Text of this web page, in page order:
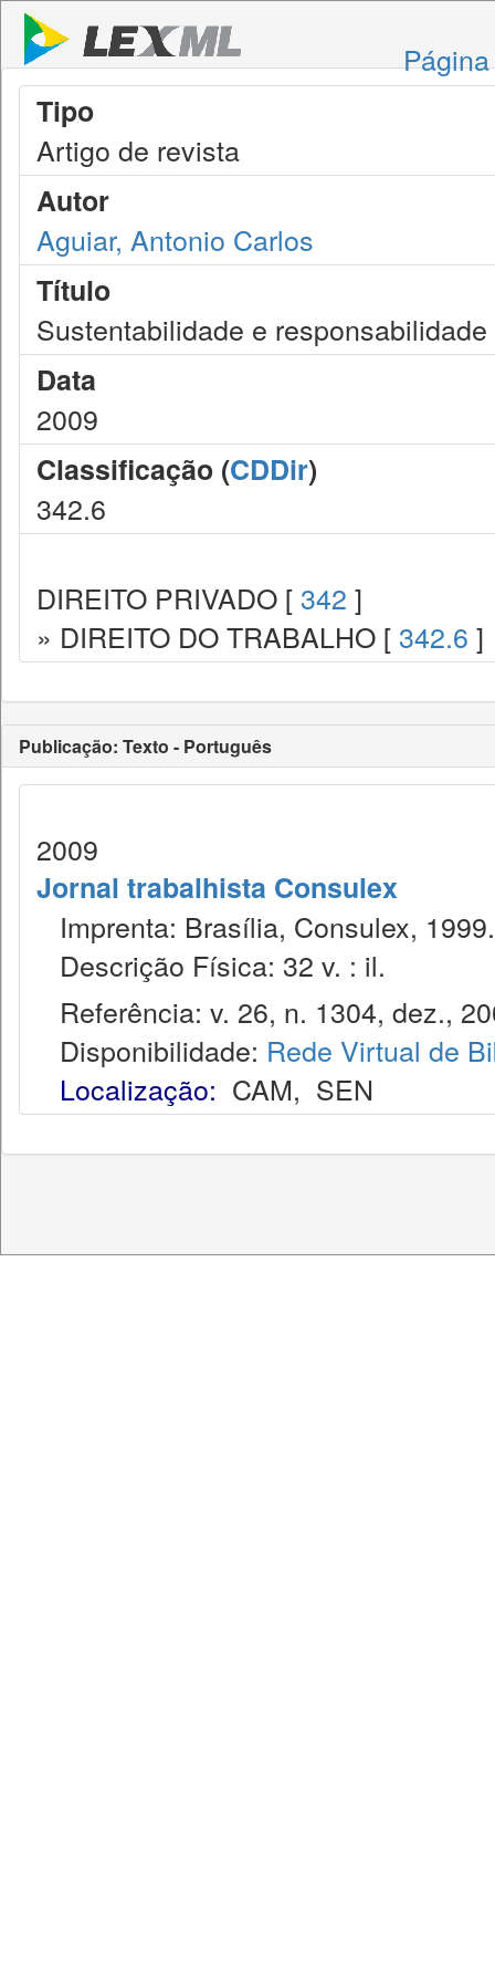
Tipo
Artigo de revista
Autor
Aguiar, Antonio Carlos
Título
Sustentabilidade e
Data
2009
Classificação (CDDir)
342.6
DIREITO PRIVADO [ 342 ]
» DIREITO DO TRABALHO [ 342.6 ]
Publicação: Texto - Português
2009
Jornal trabalhista Consulex
Imprenta: Brasília, Consulex, 1999.
Descrição Física: 32 v. : il.
Referência: v. 26, n. 1304, dez.,
Disponibilidade: Rede Virtual de
Localização: CAM, SEN